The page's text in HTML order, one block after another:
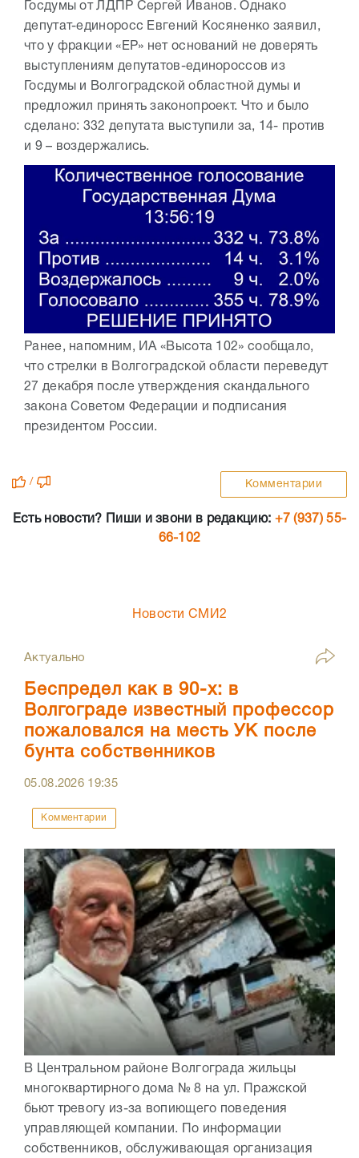
Госдумы от ЛДПР Сергей Иванов. Однако
депутат-единоросс Евгений Косяненко заявил,
что у фракции «ЕР» нет оснований не доверять
выступлениям депутатов-единороссов из
Госдумы и Волгоградской областной думы и
предложил принять законопроект. Что и было
сделано: 332 депутата выступили за, 14- против
и 9 – воздержались.
Ранее, напомним, ИА «Высота 102» сообщало,
что стрелки в Волгоградской области переведут
27 декабря после утверждения скандального
закона Советом Федерации и подписания
президентом России.
/ Комментарии
Есть новости? Пиши и звони в редакцию: +7 (937) 55-
66-102
Новости СМИ2
Актуально
Беспредел как в 90-х: в
Волгограде известный профессор
пожаловался на месть УК после
бунта собственников
05.08.2026 19:35
Комментарии
В Центральном районе Волгограда жильцы
многоквартирного дома № 8 на ул. Пражской
бьют тревогу из-за вопиющего поведения
управляющей компании. По информации
собственников, обслуживающая организация